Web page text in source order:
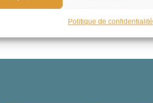
Politique de confidentialité